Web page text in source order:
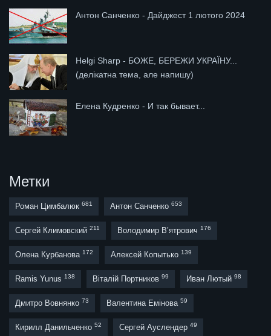
Антон Санченко - Дайджест 1 лютого 2024
Helgi Sharp - БОЖЕ, БЕРЕЖИ УКРАЇНУ...
(делікатна тема, але напишу)
Елена Кудренко - И так бывает...
Метки
Роман Цимбалюк 681 Антон Санченко 653
Сергей Климовский 211 Володимир В’ятрович 176
Олена Курбанова 172 Алексей Копытько 139
Ramis Yunus 138 Віталій Портников 99 Иван Лютый 98
Дмитро Вовнянко 73 Валентина Емінова 59
Кирилл Данильченко 52 Сергей Ауслендер 49